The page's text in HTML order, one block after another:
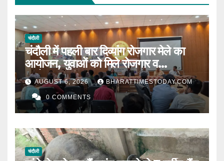
चंदौली
चंदौली में पहली बार दिव्यांग रोजगार मेले का
आयोजन, युवाओं को मिले रोजगार व
स्वरोजगार के अवसर ।
AUGUST 6, 2026 BHARATTIMESTODAY.COM
0 COMMENTS
चंदौली